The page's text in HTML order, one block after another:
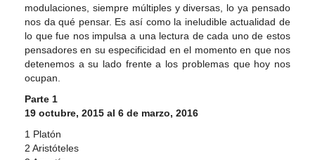
modulaciones, siempre múltiples y diversas, lo ya pensado
nos da qué pensar. Es así como la ineludible actualidad de
lo que fue nos impulsa a una lectura de cada uno de estos
pensadores en su especificidad en el momento en que nos
detenemos a su lado frente a los problemas que hoy nos
ocupan.
Parte 1
19 octubre, 2015 al 6 de marzo, 2016
1 Platón
2 Aristóteles